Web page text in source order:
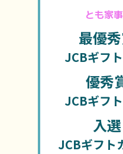
とも家
最優秀
JCBギフ
優秀
JCBギフ
入選
JCBギフト